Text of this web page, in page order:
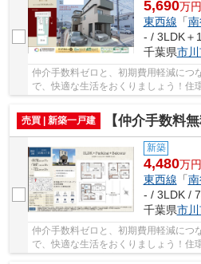
5,690万円
東西線 「
- / 3LDK＋
千葉県市
仲介手数料ゼロと、初期費用軽減につ
で、快適な生活をおくりましょう！住
中でも、住居は充実した生活を送るた
売買 | 新築一戸建
【仲介手数料無料
新築
4,480万円
東西線 「
- / 3LDK /
千葉県市
仲介手数料ゼロと、初期費用軽減につ
で、快適な生活をおくりましょう！住
中でも、住居は充実した生活を送るた